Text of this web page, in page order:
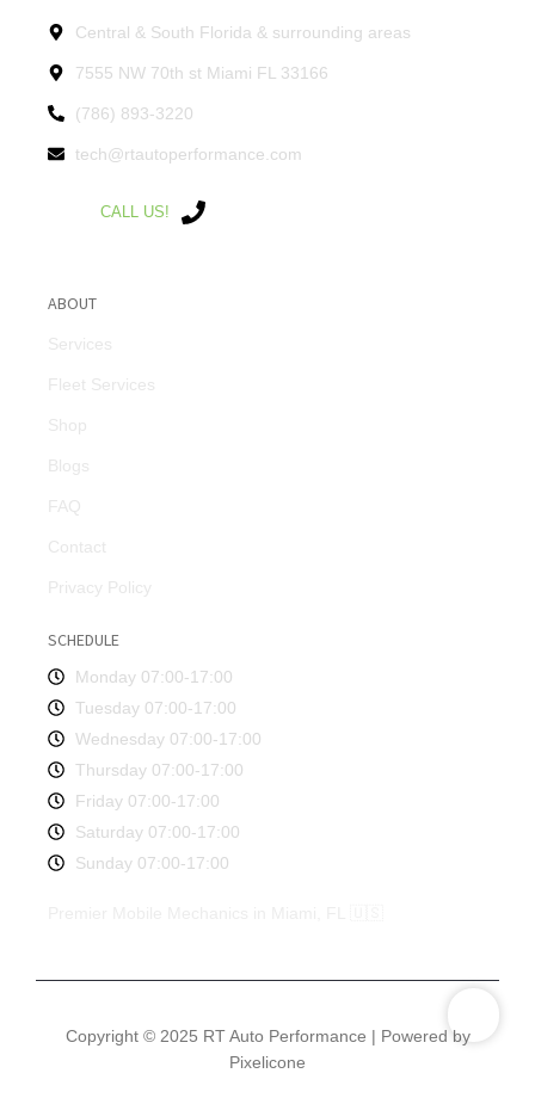
Central & South Florida & surrounding areas
7555 NW 70th st Miami FL 33166
(786) 893-3220
tech@rtautoperformance.com
CALL US!
ABOUT
Services
Fleet Services
Shop
Blogs
FAQ
Contact
Privacy Policy
SCHEDULE
Monday 07:00-17:00
Tuesday 07:00-17:00
Wednesday 07:00-17:00
Thursday 07:00-17:00
Friday 07:00-17:00
Saturday 07:00-17:00
Sunday 07:00-17:00
Copyright © 2025 RT Auto Performance | Powered by
Pixelicone